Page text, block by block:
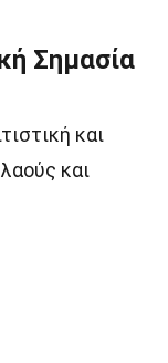
Σημασία
και
και